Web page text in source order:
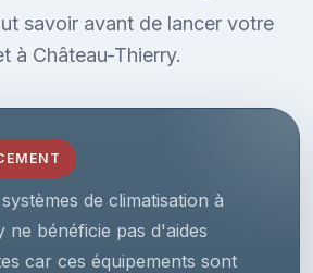
savoir avant de lancer votre
à Château-Thierry.
de climatisation à
ne bénéficie pas d'aides
car ces équipements sont